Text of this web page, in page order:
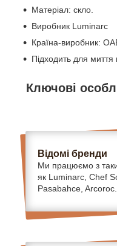
Матеріал: скло.
Виробник Luminarc
Країна-виробник:
Підходить для
Ключові
Відомі бренди
Ми працюємо з
як Luminarc, Chef
Pasabahce, Arcoroc.